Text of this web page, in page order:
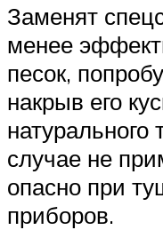
Заменят
менее
песок,
накрыв его
натурального
случае не
опасно при
приборов.